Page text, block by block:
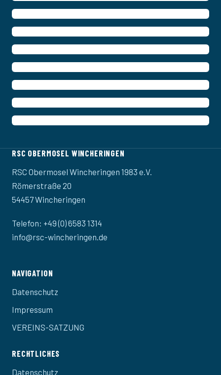
RSC OBERMOSEL WINCHERINGEN
RSC Obermosel Wincheringen 1983 e.V.
Römerstraße 20
54457 Wincheringen
Telefon: +49 (0) 6583 1314
info@rsc-wincheringen.de
NAVIGATION
Datenschutz
Impressum
VEREINS-SATZUNG
RECHTLICHES
Datenschutz